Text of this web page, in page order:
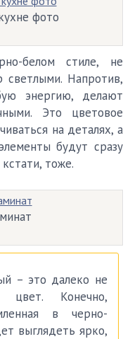
фото
белом стиле, не
светлыми. Напротив,
энергию, делают
Это цветовое
на деталях, а
будут сразу
тоже.
– это далеко не
цвет. Конечно,
в черно-
выглядеть ярко,